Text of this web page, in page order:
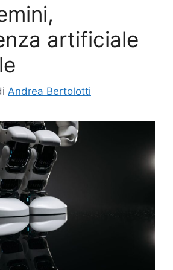
artificiale
Andrea Bertolotti